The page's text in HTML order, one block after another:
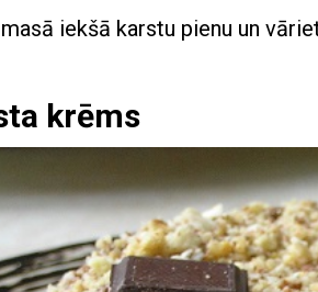
iekšā karstu pienu un
krēms